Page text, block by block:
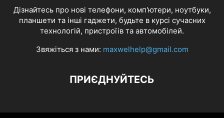
Дізнайтесь про нові телефони, комп'ютери, ноутбуки,
планшети та інші гаджети, будьте в курсі сучасних
технологій, пристроїів та автомобілей.
Звяжіться з нами: maxwelhelp@gmail.com
ПРИЄДНУЙТЕСЬ